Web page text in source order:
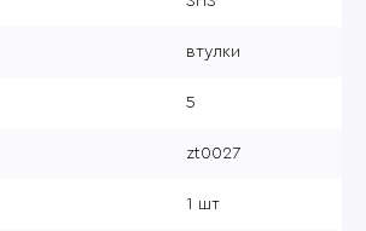
втулки
5
zt0027
1 шт